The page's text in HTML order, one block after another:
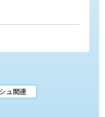
ュ関連